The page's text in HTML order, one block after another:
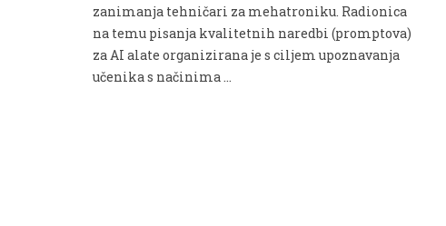
zanimanja tehničari za mehatroniku. Radionica
na temu pisanja kvalitetnih naredbi (promptova)
za AI alate organizirana je s ciljem upoznavanja
učenika s načinima …